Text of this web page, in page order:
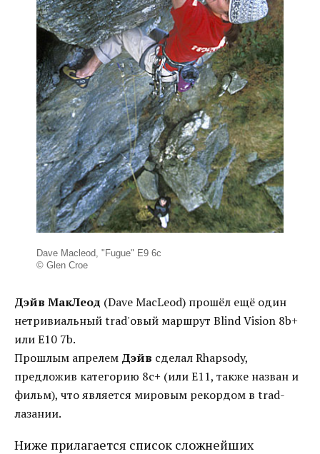
Dave Macleod, "Fugue" E9 6c
© Glen Croe
Дэйв МакЛеод (Dave MacLeod) прошёл ещё один
нетривиальный trad'овый маршрут Blind Vision 8b+
или E10 7b.
Прошлым апрелем Дэйв сделал Rhapsody,
предложив категорию 8c+ (или E11, также назван и
фильм), что является мировым рекордом в trad-
лазании.
Ниже прилагается список сложнейших